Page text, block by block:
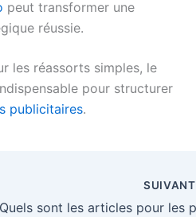
peut transformer une
réussie.
les réassorts simples, le
pour structurer
publicitaires.
SUIVANT